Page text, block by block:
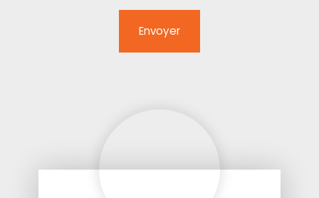
Envoyer